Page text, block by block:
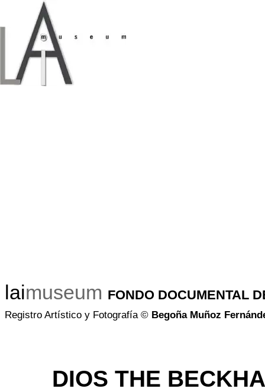
laimuseum FONDO DOCUMENTAL
Registro Artístico y Fotografía © Begoña Muñoz
DIOS THE